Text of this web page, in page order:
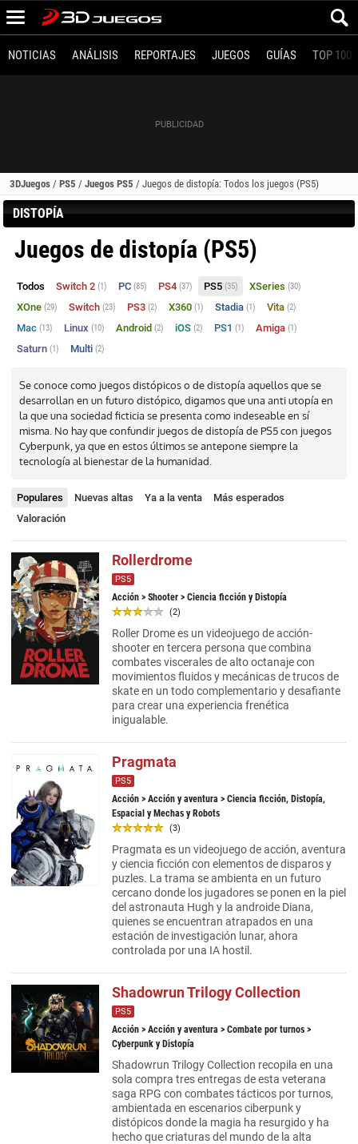
NOTICIAS ANÁLISIS REPORTAJES JUEGOS GUÍAS TOP 100
3DJuegos / PS5 / Juegos PS5 / Juegos de distopía: Todos los juegos (PS5)
DISTOPÍA
Juegos de distopía (PS5)
Todos Switch 2 (1) PC (85) PS4 (37) PS5 (35) XSeries (30)
XOne (29) Switch (23) PS3 (2) X360 (1) Stadia (1) Vita (2)
Mac (13) Linux (10) Android (2) iOS (2) PS1 (1) Amiga (1)
Saturn (1) Multi (2)
Se conoce como juegos distópicos o de distopía aquellos que se
desarrollan en un futuro distópico, digamos que una anti utopía en
la que una sociedad ficticia se presenta como indeseable en sí
misma. No hay que confundir juegos de distopía de PS5 con juegos
Cyberpunk, ya que en estos últimos se antepone siempre la
tecnología al bienestar de la humanidad.
Populares Nuevas altas Ya a la venta
Más esperados
Valoración
Rollerdrome
PS5
Acción > Shooter > Ciencia ficción y Distopía
(2)
Roller Drome es un videojuego de acción-
shooter en tercera persona que combina
combates viscerales de alto octanaje con
movimientos fluidos y mecánicas de trucos de
skate en un todo complementario y desafiante
para crear una experiencia frenética
inigualable.
Pragmata
PS5
Acción > Acción y aventura > Ciencia ficción, Distopía,
Espacial y Mechas y Robots
(3)
Pragmata es un videojuego de acción, aventura
y ciencia ficción con elementos de disparos y
puzles. La trama se ambienta en un futuro
cercano donde los jugadores se ponen en la piel
del astronauta Hugh y la androide Diana,
quienes se encuentran atrapados en una
estación de investigación lunar, ahora
controlada por una IA hostil.
Shadowrun Trilogy Collection
PS5
Acción > Acción y aventura > Combate por turnos >
Cyberpunk y Distopía
Shadowrun Trilogy Collection recopila en una
sola compra tres entregas de esta veterana
saga RPG con combates tácticos por turnos,
ambientada en escenarios ciberpunk y
distópicos donde la magia ha resurgido y ha
hecho que criaturas del mundo de la alta